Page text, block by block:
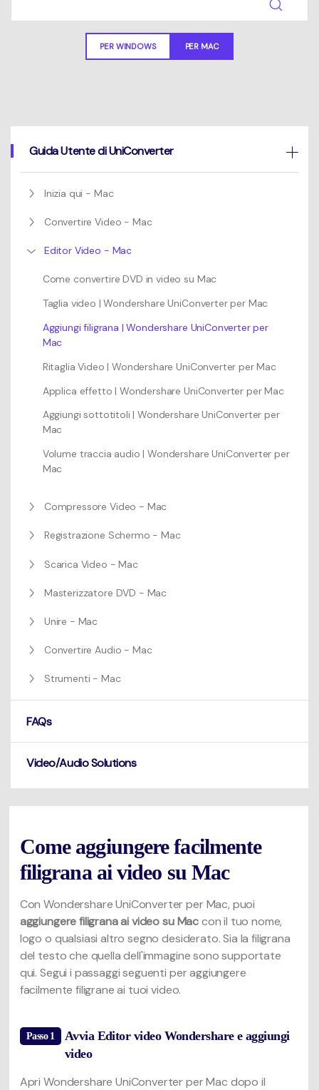
Mac Utenti
Informazioni di più
PER WINDOWS PER MAC
Guida Utente di UniConverter
Inizia qui - Mac
Convertire Video - Mac
Editor Video - Mac
Come convertire DVD in video su Mac
Taglia video | Wondershare UniConverter per Mac
Aggiungi filigrana | Wondershare UniConverter per
Mac
Ritaglia Video | Wondershare UniConverter per Mac
Applica effetto | Wondershare UniConverter per Mac
Aggiungi sottotitoli | Wondershare UniConverter per
Mac
Volume traccia audio | Wondershare UniConverter per
Mac
Compressore Video - Mac
Registrazione Schermo - Mac
Scarica Video - Mac
Masterizzatore DVD - Mac
Unire - Mac
Convertire Audio - Mac
Strumenti - Mac
FAQs
Video/Audio Solutions
Come aggiungere facilmente
filigrana ai video su Mac
Con Wondershare UniConverter per Mac, puoi
aggiungere filigrana ai video su Maccon il tuo nome,
logo o qualsiasi altro segno desiderato. Sia la filigrana
del testo che quella dell'immagine sono supportate
qui. Segui i passaggi seguenti per aggiungere
facilmente filigrane ai tuoi video.
Passo 1
Avvia Editor video Wondershare e aggiungi
video
Apri Wondershare UniConverter per Mac dopo il